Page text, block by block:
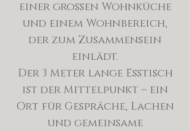
einer großen Wohnküche
und einem Wohnbereich,
der zum Zusammensein
einlädt.
Der 3 Meter lange Esstisch
ist der Mittelpunkt – ein
Ort für Gespräche, Lachen
und gemeinsame